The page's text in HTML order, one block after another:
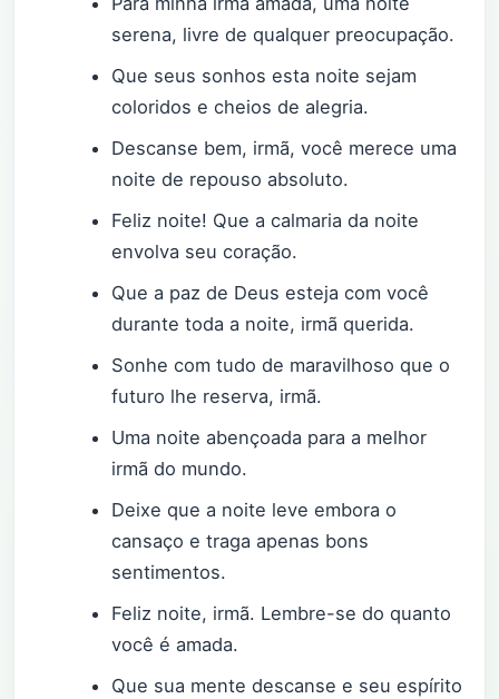
serena, livre de qualquer preocupação.
Que seus sonhos esta noite sejam
coloridos e cheios de alegria.
Descanse bem, irmã, você merece uma
noite de repouso absoluto.
Feliz noite! Que a calmaria da noite
envolva seu coração.
Que a paz de Deus esteja com você
durante toda a noite, irmã querida.
Sonhe com tudo de maravilhoso que o
futuro lhe reserva, irmã.
Uma noite abençoada para a melhor
irmã do mundo.
Deixe que a noite leve embora o
cansaço e traga apenas bons
sentimentos.
Feliz noite, irmã. Lembre-se do quanto
você é amada.
Que sua mente descanse e seu espírito